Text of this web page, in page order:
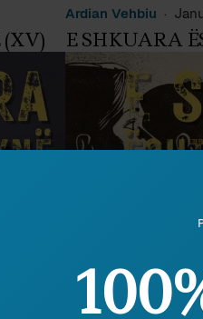
Ardian Vehbiu
E SHKUARA
Ardian Vehbiu